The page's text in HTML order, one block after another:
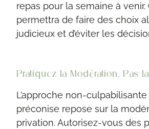
repas pour la semaine à venir.
permettra de faire des choix
judicieux et d’éviter les
Pratiquez la Modération, Pas
L’approche non-
préconise repose sur la
privation. Autorisez-vous des